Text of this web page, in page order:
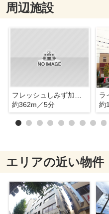
周辺施設
約362m／5分
ラ
約
エリアの近い物件